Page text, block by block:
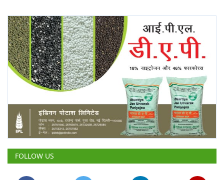
Cooperatives
International
Rural Dialogue
Ground Report
Rural Connect
Gallery
National
FOLLOW US